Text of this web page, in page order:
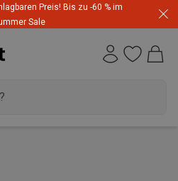
Preis! Bis zu -60 % im
Sale